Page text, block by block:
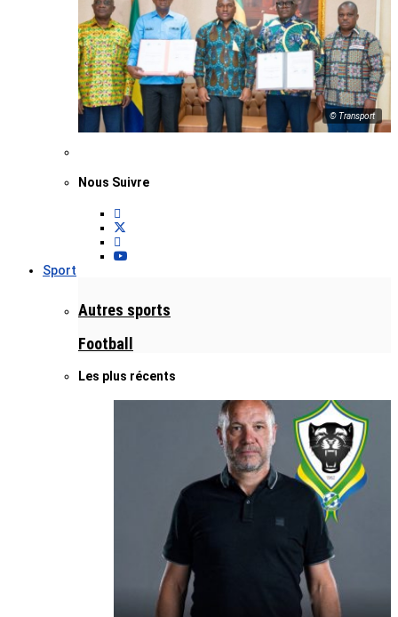
© Transport
Nous Suivre
Sport
Autres sports
Football
Les plus récents